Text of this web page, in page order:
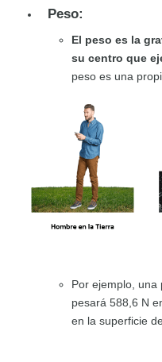
Peso:
El peso es la
su centro que
peso es una
Por ejemplo, una
pesará 588,6 N
en la superficie